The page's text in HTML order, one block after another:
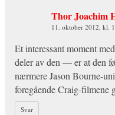
Thor Joachim
11. oktober 2012, kl.
Et interessant moment
deler av den — er at den
nærmere Jason Bourne-
foregående Craig-filmene
Svar